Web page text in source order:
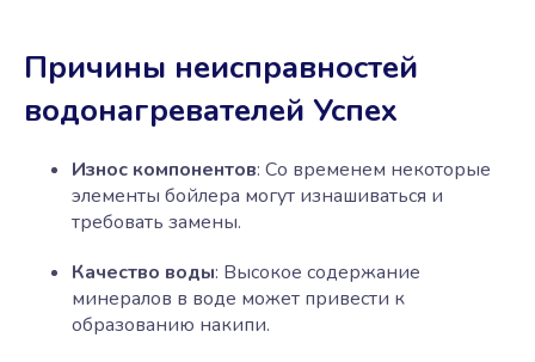
Причины неисправностей
водонагревателей Успех
Износ компонентов: Со временем некоторые
элементы бойлера могут изнашиваться и
требовать замены.
Качество воды: Высокое содержание
минералов в воде может привести к
образованию накипи.